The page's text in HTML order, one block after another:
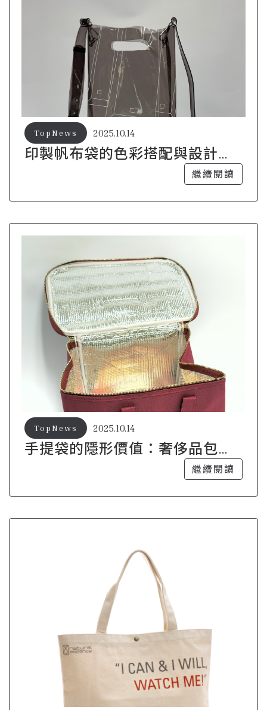
印製帆布袋的色彩搭配與設計技
2025.10.14
TopNews
繼續閱讀
手提袋的隱形價值：奢侈品包包
2025.10.14
TopNews
繼續閱讀